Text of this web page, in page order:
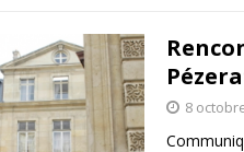
8